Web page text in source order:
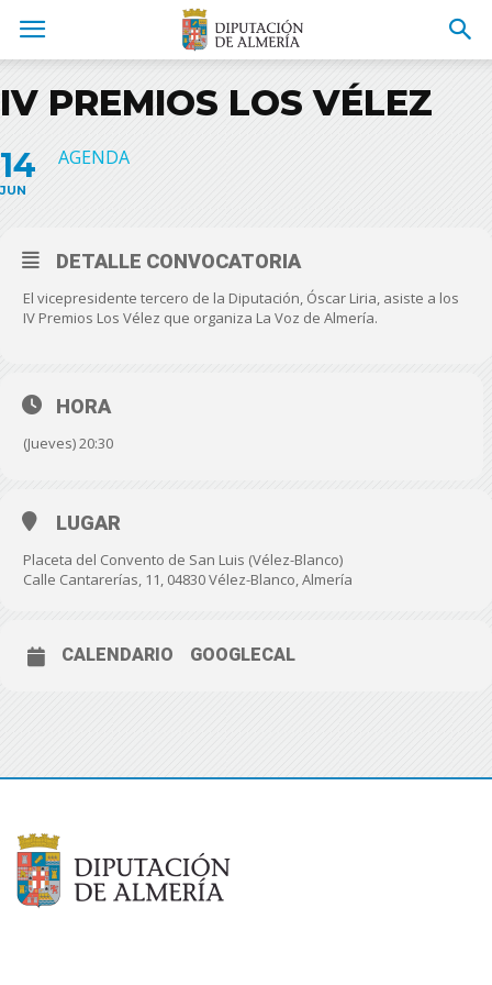
IV PREMIOS LOS VÉLEZ
14
JUN
AGENDA
DETALLE CONVOCATORIA
El vicepresidente tercero de la Diputación, Óscar Liria, asiste a los
IV Premios Los Vélez que organiza La Voz de Almería.
HORA
(Jueves) 20:30
LUGAR
Placeta del Convento de San Luis (Vélez-Blanco)
Calle Cantarerías, 11, 04830 Vélez-Blanco, Almería
CALENDARIO GOOGLECAL